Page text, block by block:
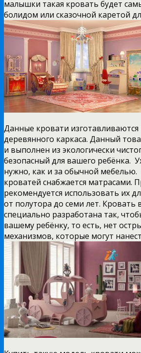
малышки такая кровать будет
болидом или сказочной каретой
Данные кровати изготавливаются
деревянного каркаса. Данный
и выполнен из экологически
безопасный для вашего ребёнка.
нужно, как и за обычной мебелью.
кроватей снабжается матрасами.
рекомендуется использовать их
от полутора до семи лет.
специально разработана так,
вашему ребёнку, то есть, нет
механизмов, которые могут